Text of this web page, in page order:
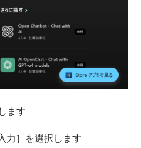
ます
力］を選択します